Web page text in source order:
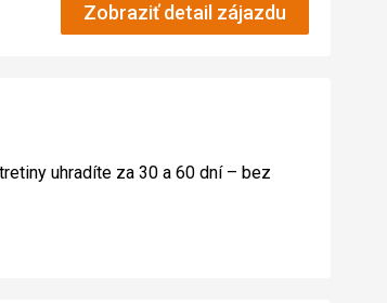
Zobraziť detail zájazdu
uhradíte za 30 a 60 dní – bez